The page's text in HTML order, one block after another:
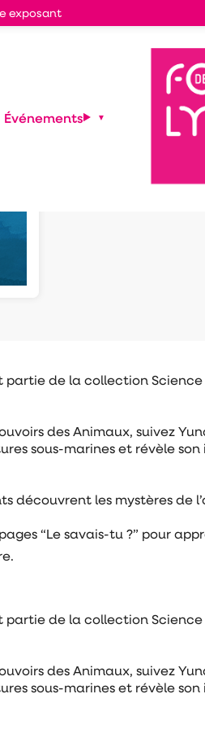
exposant
Yuna
de la collection
des Animaux, suivez
sous-marines et révèle
découvrent les mystères
“Le savais-tu ?” pour
de la collection
des Animaux, suivez
sous-marines et révèle
Événements